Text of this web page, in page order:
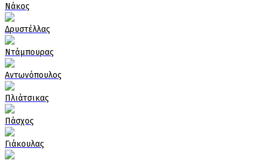
Νάκος
Δρυστέλλας
Ντάμπουρας
Αντωνόπουλος
Πλιάτσικας
Πάσχος
Γιάκουλας